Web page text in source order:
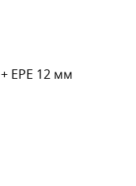
EPE 12 мм